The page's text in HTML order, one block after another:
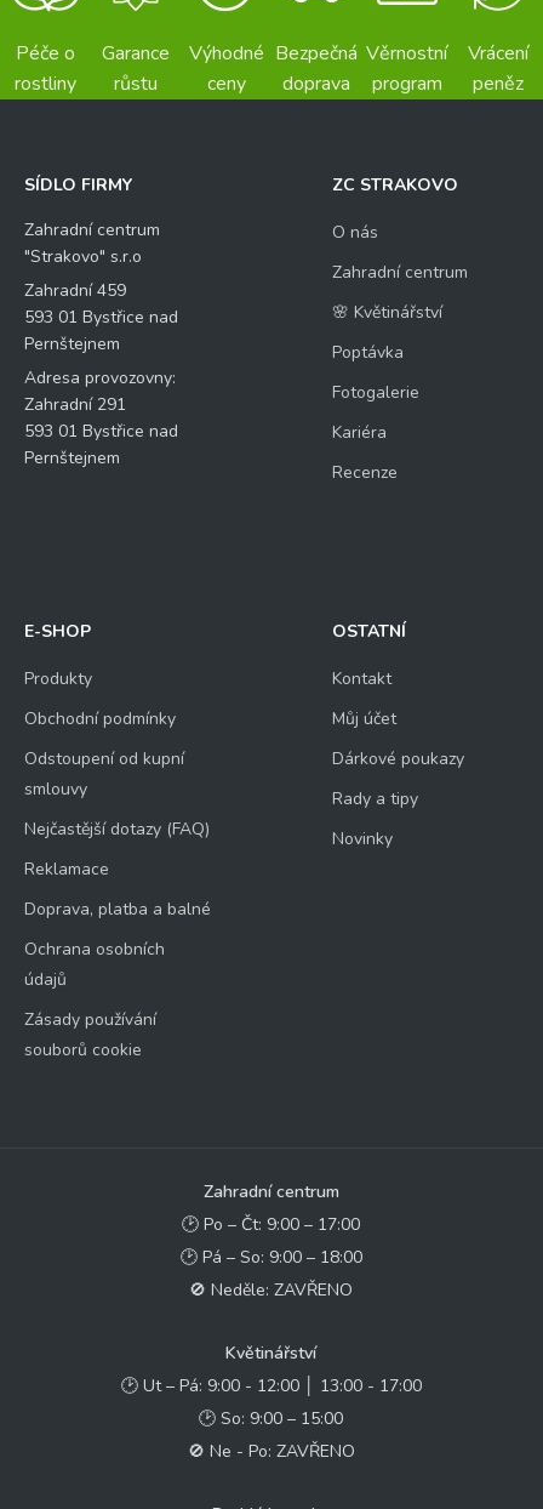
Péče o
rostliny
Garance
růstu
Výhodné
ceny
Bezpečná
doprava
Věrnostní
program
Vrácení
peněz
SÍDLO FIRMY
Zahradní centrum
"Strakovo" s.r.o
Zahradní 459
593 01 Bystřice nad
Pernštejnem
Adresa provozovny:
Zahradní 291
593 01 Bystřice nad
Pernštejnem
ZC STRAKOVO
O nás
Zahradní centrum
🌸 Květinářství
Poptávka
Fotogalerie
Kariéra
Recenze
E-SHOP
Produkty
Obchodní podmínky
Odstoupení od kupní
smlouvy
Nejčastější dotazy (FAQ)
Reklamace
Doprava, platba a balné
Ochrana osobních
údajů
Zásady používání
souborů cookie
OSTATNÍ
Kontakt
Můj účet
Dárkové poukazy
Rady a tipy
Novinky
Zahradní centrum
🕑 Po – Čt: 9:00 – 17:00
🕑 Pá – So: 9:00 – 18:00
🚫 Neděle: ZAVŘENO
Květinářství
🕑 Ut – Pá: 9:00 - 12:00 │ 13:00 - 17:00
🕑 So: 9:00 – 15:00
🚫 Ne - Po: ZAVŘENO